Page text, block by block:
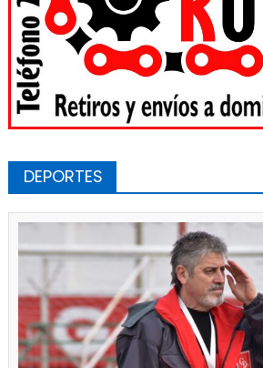
DEPORTES